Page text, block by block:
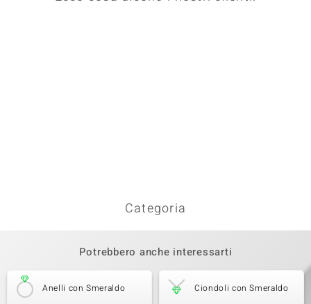
Categoria
Potrebbero anche interessarti
Anelli con Smeraldo Ciondoli con Smeraldo